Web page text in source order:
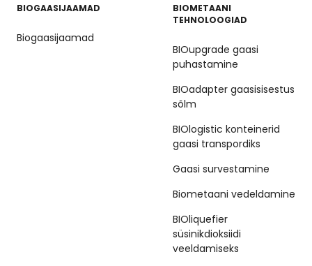
BIOGAASIJAAMAD
Biogaasijaamad
BIOMETAANI
TEHNOLOOGIAD
BIOupgrade gaasi
puhastamine
BIOadapter gaasisisestus
sõlm
BIOlogistic konteinerid
gaasi transpordiks
Gaasi survestamine
Biometaani vedeldamine
BIOliquefier
süsinikdioksiidi
veeldamiseks